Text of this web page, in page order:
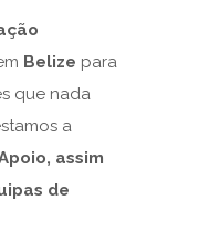
Belize para
que nada
a
, assim
de